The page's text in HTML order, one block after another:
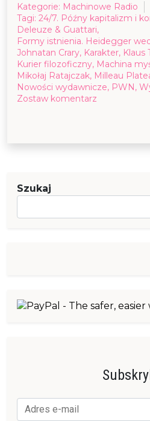
Kategorie: Machinowe Radio
Tagi: 24/7. Późny kapitalizm i
Deleuze & Guattari,
Formy istnienia. Heidegger
Johnatan Crary, Karakter, Klaus
Kurier filozoficzny, Machina
Mikołaj Ratajczak, Milleau
Nowości wydawnicze, PWN,
Zostaw komentarz
Myśli,
Szukaj
Adres
e-